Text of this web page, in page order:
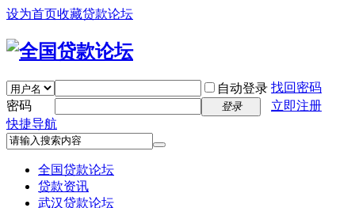
设为首页收藏贷款论坛
自动登录 找回密码
密码
登录
立即注册
快捷导航
全国贷款论坛
贷款资讯
武汉贷款论坛